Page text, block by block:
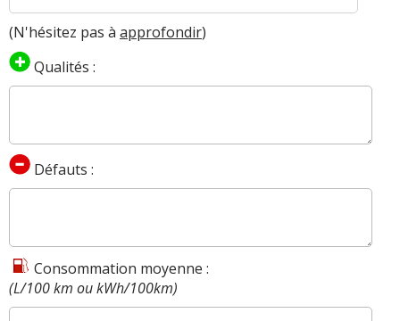
(N'hésitez pas à approfondir)
Qualités :
Défauts :
Consommation moyenne :
(L/100 km ou kWh/100km)